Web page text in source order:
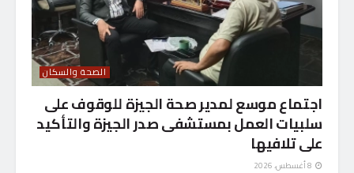
الصحة والسكان
اجتماع موسع لمدير صحة الجيزة للوقوف على
سلبيات العمل بمستشفى صدر الجيزة والتأكيد
على تلافيها